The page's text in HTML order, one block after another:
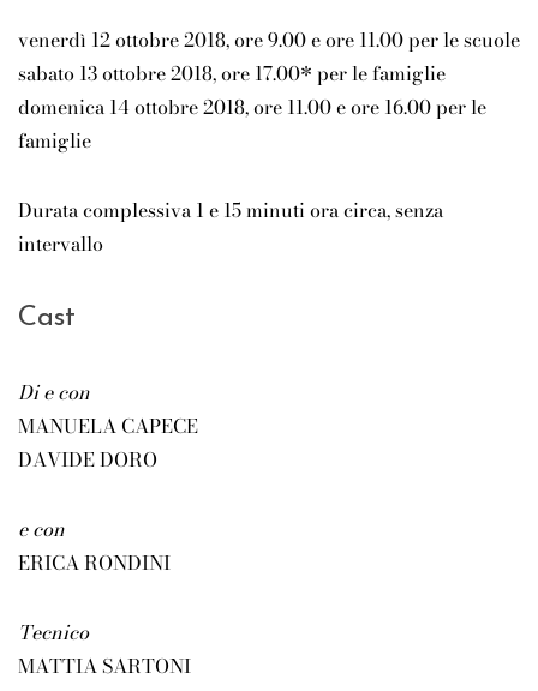
venerdì 12 ottobre 2018, ore 9.00 e ore 11.00 per le scuole
sabato 13 ottobre 2018, ore 17.00* per le famiglie
domenica 14 ottobre 2018, ore 11.00 e ore 16.00 per le
famiglie
Durata complessiva 1 e 15 minuti ora circa, senza
intervallo
Cast
Di e con
MANUELA CAPECE
DAVIDE DORO
e con
ERICA RONDINI
Tecnico
MATTIA SARTONI